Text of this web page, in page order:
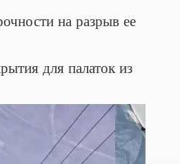
на разрыв ее
для палаток из